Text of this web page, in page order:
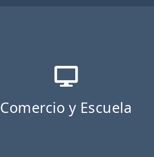
Comercio y Escuela